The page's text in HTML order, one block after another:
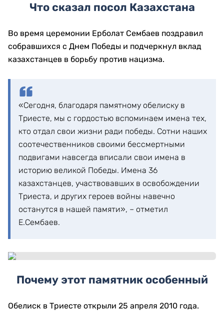
Что сказал посол Казахстана
Во время церемонии Ерболат Сембаев поздравил
собравшихся с Днем Победы и подчеркнул вклад
казахстанцев в борьбу против нацизма.
«Сегодня, благодаря памятному обелиску в
Триесте, мы с гордостью вспоминаем имена тех,
кто отдал свои жизни ради победы. Сотни наших
соотечественников своими бессмертными
подвигами навсегда вписали свои имена в
историю великой Победы. Имена 36
казахстанцев, участвовавших в освобождении
Триеста, и других героев войны навечно
останутся в нашей памяти», – отметил
Е.Сембаев.
Почему этот памятник особенный
Обелиск в Триесте открыли 25 апреля 2010 года.